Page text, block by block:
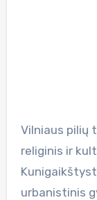
Vilniaus pilių teritorija XIV–XVI a. buvo politinis,
religinis ir
urbanistinis